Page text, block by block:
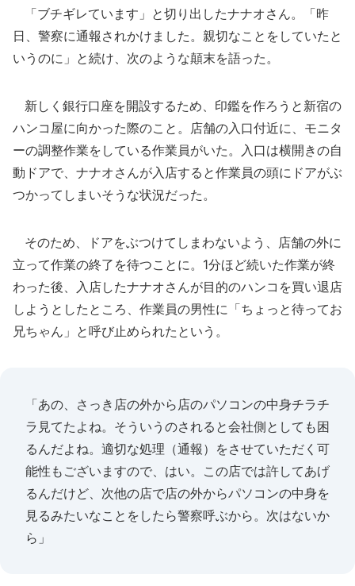
「ブチギレています」と切り出したナナオさん。「昨
日、警察に通報されかけました。親切なことをしていたと
いうのに」と続け、次のような顛末を語った。
新しく銀行口座を開設するため、印鑑を作ろうと新宿の
ハンコ屋に向かった際のこと。店舗の入口付近に、モニタ
ーの調整作業をしている作業員がいた。入口は横開きの自
動ドアで、ナナオさんが入店すると作業員の頭にドアがぶ
つかってしまいそうな状況だった。
そのため、ドアをぶつけてしまわないよう、店舗の外に
立って作業の終了を待つことに。1分ほど続いた作業が終
わった後、入店したナナオさんが目的のハンコを買い退店
しようとしたところ、作業員の男性に「ちょっと待ってお
兄ちゃん」と呼び止められたという。
「あの、さっき店の外から店のパソコンの中身チラチ
ラ見てたよね。そういうのされると会社側としても困
るんだよね。適切な処理（通報）をさせていただく可
能性もございますので、はい。この店では許してあげ
るんだけど、次他の店で店の外からパソコンの中身を
見るみたいなことをしたら警察呼ぶから。次はないか
ら」